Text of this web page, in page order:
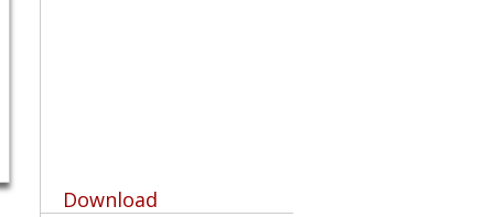
Download